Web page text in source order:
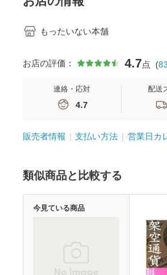
もったいない本舗
お店の評価： 4.7点 (
連絡・応対
4.7
配送
販売者情報 支払い方法 営業日カ
類似商品と比較する
今見ている商品